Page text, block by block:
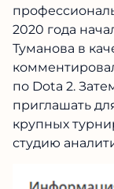
2020 года
Туманова в
по Dota 2.
приглашать
крупных
студию